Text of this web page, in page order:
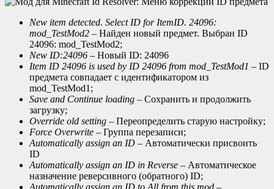
New item detected. Select ID for ItemID. 24096:
mod_ TestMod2 – Найден новый предмет. Выбран ID
24096: mod_TestMod2;
New ID:24096 – Новый ID: 24096
Item ID 24096 is used by ID 24096 from mod_TestMod1 – ID
предмета совпадает с идентификатором из
mod_TestMod1;
Save and Continue loading – Сохранить и продолжить
загрузку;
Override old setting – Переопределить старую настройку;
Force Overwrite – Группа перезаписи;
Automatically assign an ID – Автоматически присвоить
ID
Automatically assign an ID in Reverse – Автоматическое
назначение реверсивного (обратного) ID;